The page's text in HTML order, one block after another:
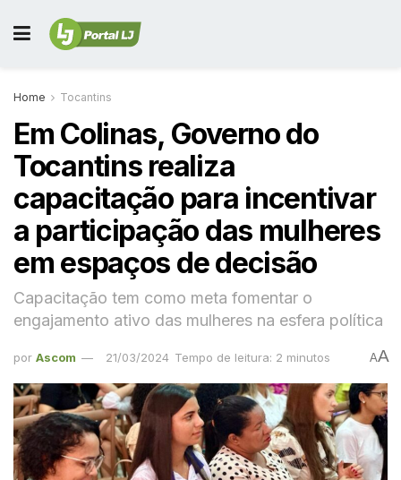
Home Tocantins
Em Colinas, Governo do
Tocantins realiza
capacitação para incentivar
a participação das mulheres
em espaços de decisão
Capacitação tem como meta fomentar o
engajamento ativo das mulheres na esfera política
por Ascom 21/03/2024 Tempo de leitura: 2 minutos AA